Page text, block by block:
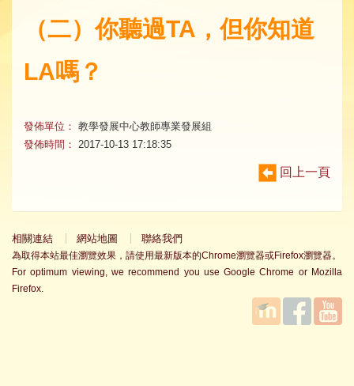
（二）你聽過TA，但你知道
LA嗎？
發佈單位： 教學發展中心教師專業發展組
發佈時間：
2017-10-13 17:18:35
回上一頁
相關連結 網站地圖 聯絡我們
為取得本站最佳瀏覽效果，請使用最新版本的Chrome瀏覽器或Firefox瀏覽器。
For optimum viewing, we recommend you use Google Chrome or Mozilla
Firefox.